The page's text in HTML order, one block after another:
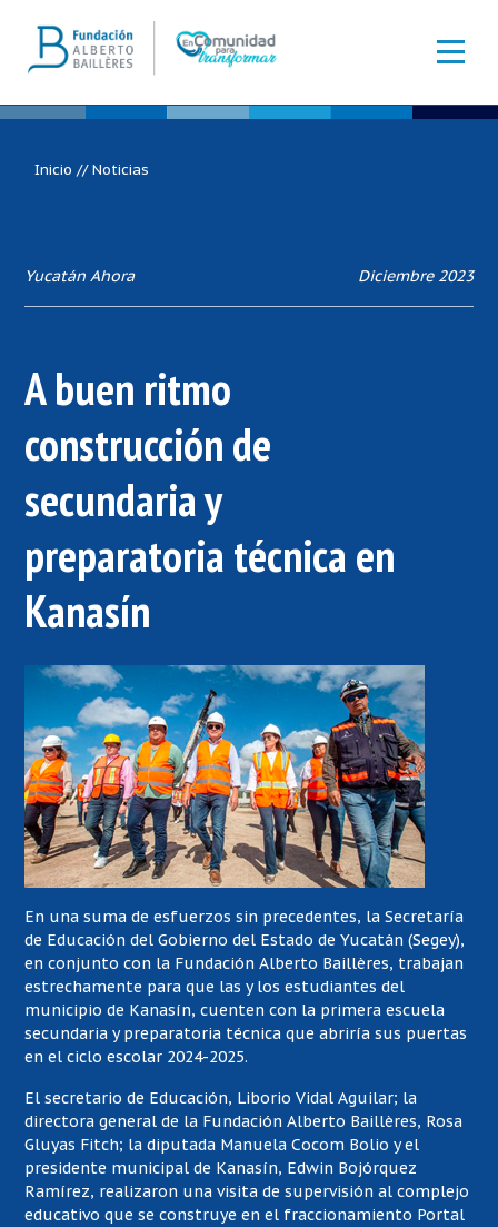
Inicio //Noticias
Yucatán Ahora Diciembre 2023
A buen ritmo
construcción de
secundaria y
preparatoria técnica en
Kanasín
En una suma de esfuerzos sin precedentes, la Secretaría
de Educación del Gobierno del Estado de Yucatán (Segey),
en conjunto con la Fundación Alberto Baillères, trabajan
estrechamente para que las y los estudiantes del
municipio de Kanasín, cuenten con la primera escuela
secundaria y preparatoria técnica que abriría sus puertas
en el ciclo escolar 2024-2025.
El secretario de Educación, Liborio Vidal Aguilar; la
directora general de la Fundación Alberto Baillères, Rosa
Gluyas Fitch; la diputada Manuela Cocom Bolio y el
presidente municipal de Kanasín, Edwin Bojórquez
Ramírez, realizaron una visita de supervisión al complejo
educativo que se construye en el fraccionamiento Portal